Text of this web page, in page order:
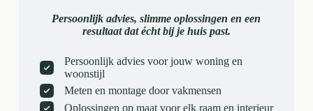
Persoonlijk advies, slimme oplossingen en een
resultaat dat écht bij je huis past.
Persoonlijk advies voor jouw woning en
woonstijl
Meten en montage door vakmensen
Oplossingen op maat voor elk raam en interieur